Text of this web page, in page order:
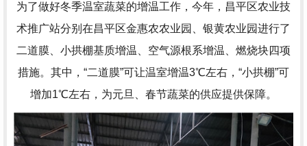
为了做好冬季温室蔬菜的增温工作，今年，昌平区农业技
术推广站分别在昌平区金惠农农业园、银黄农业园进行了
二道膜、小拱棚基质增温、空气源根系增温、燃烧块四项
措施。其中，“二道膜”可让温室增温3℃左右，“小拱棚”可
增加1℃左右，为元旦、春节蔬菜的供应提供保障。